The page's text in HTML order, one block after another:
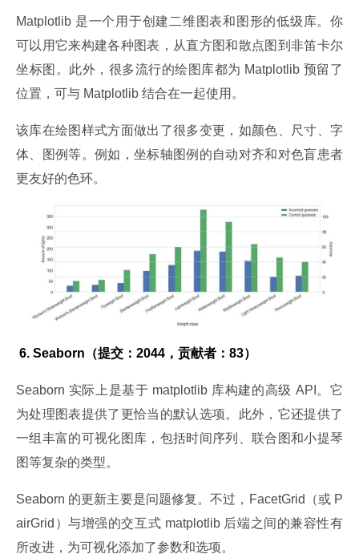
Matplotlib 是一个用于创建二维图表和图形的低级库。你
可以用它来构建各种图表，从直方图和散点图到非笛卡尔
坐标图。此外，很多流行的绘图库都为 Matplotlib 预留了
位置，可与 Matplotlib 结合在一起使用。
该库在绘图样式方面做出了很多变更，如颜色、尺寸、字
体、图例等。例如，坐标轴图例的自动对齐和对色盲患者
更友好的色环。
6. Seaborn（提交：2044，贡献者：83）
Seaborn 实际上是基于 matplotlib 库构建的高级 API。它
为处理图表提供了更恰当的默认选项。此外，它还提供了
一组丰富的可视化图库，包括时间序列、联合图和小提琴
图等复杂的类型。
Seaborn 的更新主要是问题修复。不过，FacetGrid（或 P
airGrid）与增强的交互式 matplotlib 后端之间的兼容性有
所改进，为可视化添加了参数和选项。